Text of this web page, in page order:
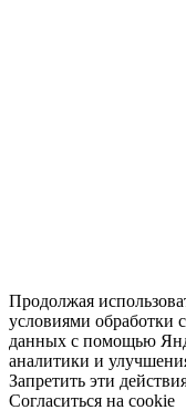
Продолжая
условиями обработки
данных с помощью
аналитики и
Запретить эти
Согласиться на cookie